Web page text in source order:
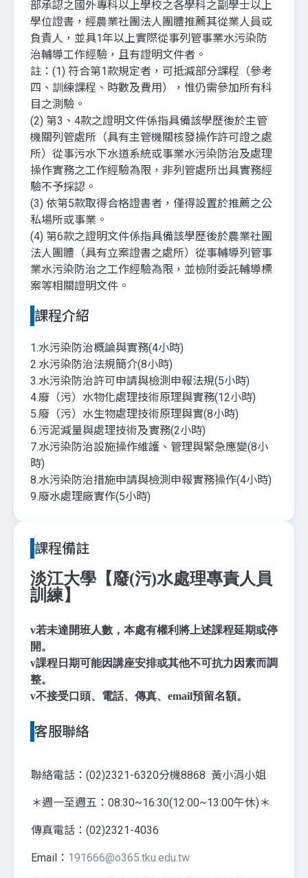
部承認之國外專科以上學校之各學科之副學士以上
學位證書，經農業社團法人團體推薦其從業人員或
負責人，並具1年以上實際從事列管事業水污染防
治輔導工作經驗，且有證明文件者。
註：(1) 符合第1款規定者，可抵減部分課程（參考
四、訓練課程、時數及費用），惟仍需參加所有科
目之測驗。
(2) 第3、4款之證明文件係指具備該學歷後於主管
機關列管處所（具有主管機關核發操作許可證之處
所）從事污水下水道系統或事業水污染防治及處理
操作實務之工作經驗為限，非列管處所出具實務經
驗不予採認。
(3) 依第5款取得合格證書者，僅得設置於推薦之公
私場所或事業。
(4) 第6款之證明文件係指具備該學歷後於農業社團
法人團體（具有立案證書之處所）從事輔導列管事
業水污染防治之工作經驗為限，並檢附委託輔導標
案等相關證明文件。
課程介紹
1.水污染防治概論與實務(4小時)
2.水污染防治法規簡介(8小時)
3.水污染防治許可申請與檢測申報法規(5小時)
4.廢（污）水物化處理技術原理與實務(12小時)
5.廢（污）水生物處理技術原理與實(8小時)
6.污泥減量與處理技術及實務(2小時)
7.水污染防治設施操作維護、管理與緊急應變(8小
時)
8.水污染防治措施申請與檢測申報實務操作(4小時)
9.廢水處理廠實作(5小時)
課程備註
淡江大學【廢(污)水處理專責人員
訓練】
v若未達開班人數，本處有權利將上述課程延期或停
開。
v課程日期可能因講座安排或其他不可抗力因素而調
整。
v不接受口頭、電話、傳真、email預留名額。
客服聯絡
聯絡電話：(02)2321-6320分機8868 黃小涓小姐
＊週一至週五：08:30~16:30(12:00~13:00午休)＊
傳真電話：(02)2321-4036
Email： 191666@o365.tku.edu.tw